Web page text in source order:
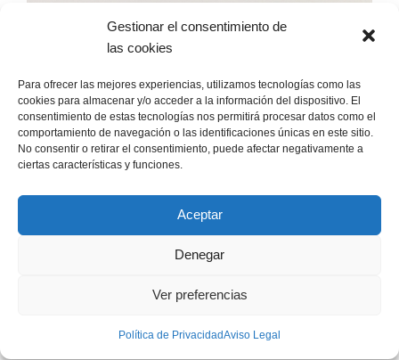
Gestionar el consentimiento de
las cookies
Para ofrecer las mejores experiencias, utilizamos tecnologías como las
cookies para almacenar y/o acceder a la información del dispositivo. El
consentimiento de estas tecnologías nos permitirá procesar datos como el
comportamiento de navegación o las identificaciones únicas en este sitio.
No consentir o retirar el consentimiento, puede afectar negativamente a
ciertas características y funciones.
Aceptar
Denegar
Ver preferencias
Política de PrivacidadAviso Legal